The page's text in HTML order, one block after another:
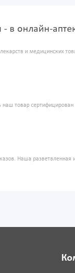
в онлайн-
и медицинских
товар
Наша